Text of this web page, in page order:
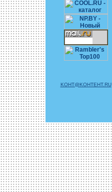
KOHT@KOHTEHT.RU